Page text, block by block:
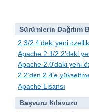
Sürümlerin Dağıtım
2.3/2.4’deki yeni
Apache 2.1/2.2’deki
Apache 2.0’daki yeni
2.2’den 2.4’e
Apache Lisansı
Başvuru Kılavuzu